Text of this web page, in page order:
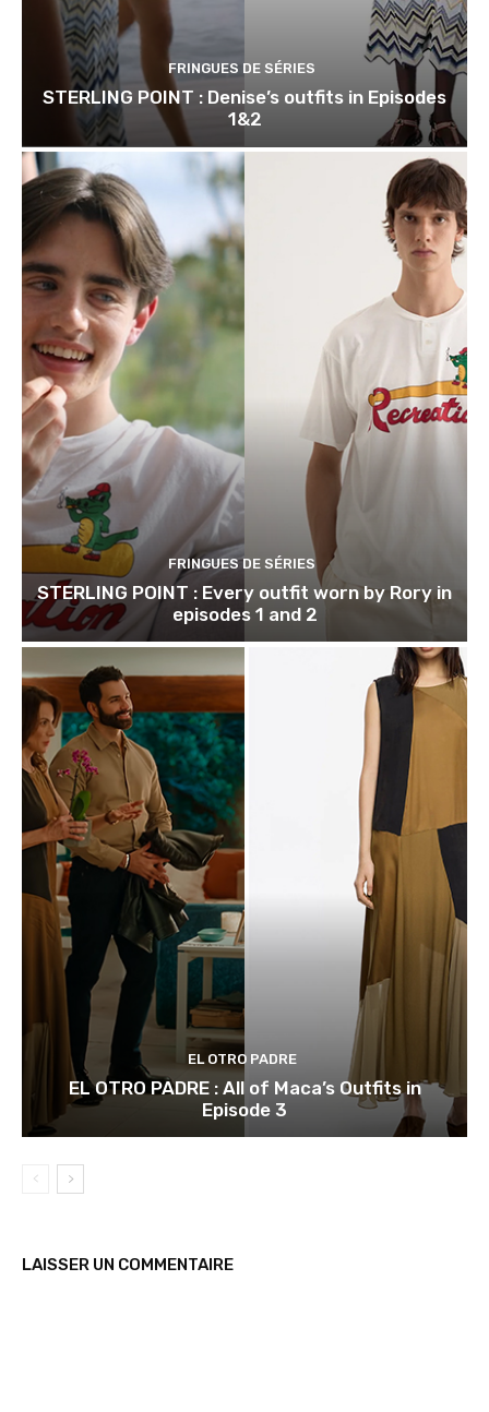
FRINGUES DE SÉRIES
STERLING POINT : Denise’s outfits in Episodes
1&2
FRINGUES DE SÉRIES
STERLING POINT : Every outfit worn by Rory in
episodes 1 and 2
EL OTRO PADRE
EL OTRO PADRE : All of Maca’s Outfits in
Episode 3
LAISSER UN COMMENTAIRE